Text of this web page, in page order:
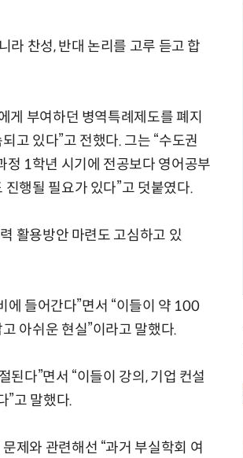
라 찬성, 반대 논리를 고루 듣고 합
게 부여하던 병역특례제도를 폐지
고 있다”고 전했다. 그는 “수도권
1학년 시기에 전공보다 영어공부
행될 필요가 있다”고 덧붙였다.
활용방안 마련도 고심하고 있
에 들어간다”면서 “이들이 약 100
아쉬운 현실”이라고 말했다.
다”면서 “이들이 강의, 기업 컨설
”고 말했다.
제와 관련해선 “과거 부실학회 여